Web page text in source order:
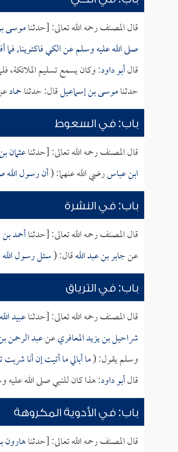
قال المصنف رحمه الله تعالى: [حدثناموسى
صلى الله عليه وسلم عن الكي فاكتوينا,
قالأبو داود: وكان يسمع تسليم الملائكة،
حدثناموسى بن إسماعيلقال: حدثناحماد
باب: في السعوط
قال المصنف رحمه الله تعالى: [حدثناعثمان
ابن عباسرضي الله عنهما: (أن رسول الله
باب: في النشرة
قال المصنف رحمه الله تعالى: [حدثناأحمد
عنجابر بن عبد اللهقال: (سئل رسول
باب: في الترياق
قال المصنف رحمه الله تعالى: [حدثناعبيد
شراحيل بن يزيد المعافريعنعبد الرحمن
وسلم يقول: (ما أبالي ما أتيت إن أنا
قالأبو داود: هذا كان للنبي صلى الله
باب: في الأدوية المكروهة
قال المصنف رحمه الله تعالى: [حدثناهارون